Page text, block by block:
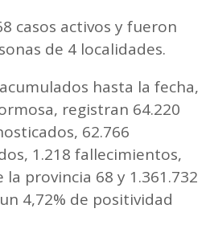
casos activos y fueron
de 4 localidades.
hasta la fecha,
registran 64.220
62.766
1.218 fallecimientos,
la provincia 68 y 1.361.732
4,72% de positividad